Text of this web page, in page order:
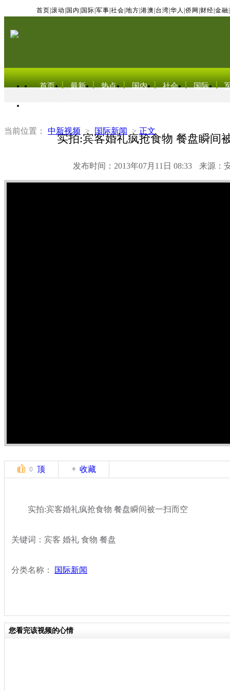
首页 滚动 国内 国际 军事 社会 地方 港澳 台湾 华人 侨网 财经 金融
首页 最新 热点 国内 社会 国际
当前位置： 中新视频 > 国际新闻 > 正文
实拍:宾客婚礼疯抢食物 餐盘瞬间
发布时间：2013年07月11日 08:33 来源：
0 顶 收藏
实拍:宾客婚礼疯抢食物 餐盘瞬间被一扫而空
关键词：宾客 婚礼 食物 餐盘
分类名称： 国际新闻
您看完该视频的心情